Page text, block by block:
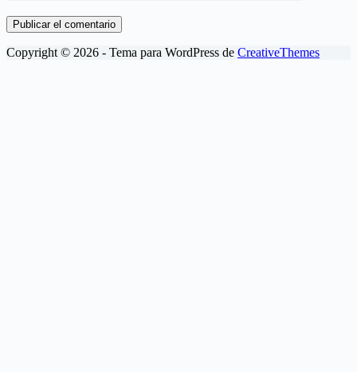
Publicar el comentario
Copyright © 2026 - Tema para WordPress de CreativeThemes